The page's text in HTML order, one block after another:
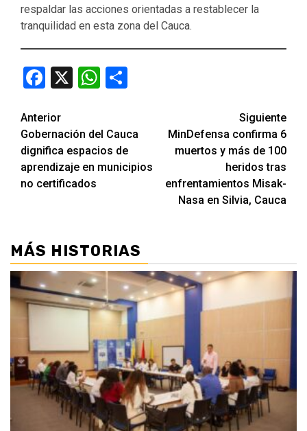
respaldar las acciones orientadas a restablecer la
tranquilidad en esta zona del Cauca.
Facebook
X WhatsApp
Seguir
leyendo
Anterior
Gobernación del Cauca
dignifica espacios de
aprendizaje en municipios
no certificados
Siguiente
MinDefensa confirma 6
muertos y más de 100
heridos tras
enfrentamientos Misak-
Nasa en Silvia, Cauca
MÁS HISTORIAS